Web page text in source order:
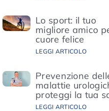
Lo sport: il tuo
migliore amico
cuore felice
LEGGI ARTICOLO
Prevenzione
malattie
proteggi la tua
LEGGI ARTICOLO